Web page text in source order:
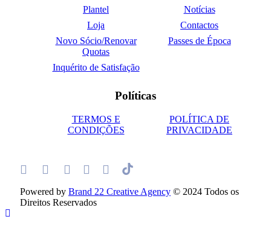
Plantel
Notícias
Loja
Contactos
Novo Sócio/Renovar
Quotas
Passes de Época
Inquérito de Satisfação
Políticas
TERMOS E
CONDIÇÕES
POLÍTICA DE
PRIVACIDADE
Powered by Brand 22 Creative Agency © 2024 Todos os
Direitos Reservados